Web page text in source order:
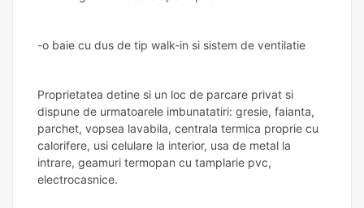
-o baie cu dus de tip walk-in si sistem de ventilatie
Proprietatea detine si un loc de parcare privat si
dispune de urmatoarele imbunatatiri: gresie, faianta,
parchet, vopsea lavabila, centrala termica proprie cu
calorifere, usi celulare la interior, usa de metal la
intrare, geamuri termopan cu tamplarie pvc,
electrocasnice.